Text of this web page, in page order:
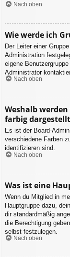
Nach oben
Wie werde ich
Der Leiter einer
Administration
eigene
Administrator
Nach oben
Weshalb
farbig
Es ist der Board-
verschiedene Farben
identifizieren sind.
Nach oben
Was ist eine
Wenn du Mitglied in
Hauptgruppe dazu,
dir standardmäßig
die Berechtigung
selbst festzulegen.
Nach oben